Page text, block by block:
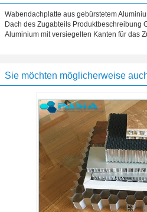
Wabendachplatte aus gebürstetem
Dach des Zugabteils Produktbeschreibung
Aluminium mit versiegelten Kanten für das
Sie möchten möglicherweise